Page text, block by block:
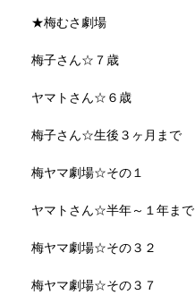
★梅むさ劇場
梅子さん☆７歳
ヤマトさん☆６歳
梅子さん☆生後３ヶ月まで
梅ヤマ劇場☆その１
ヤマトさん☆半年～１年まで
梅ヤマ劇場☆その３２
梅ヤマ劇場☆その３７